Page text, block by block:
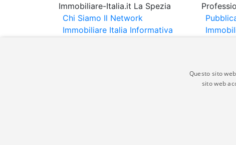
Immobiliare-Italia.it La Spezia
Chi Siamo Il Network
Immobiliare Italia Informativa
Gli annunci immobiliari presenti su
italia.it quindi non è responsabile della
Questo sito
sito web